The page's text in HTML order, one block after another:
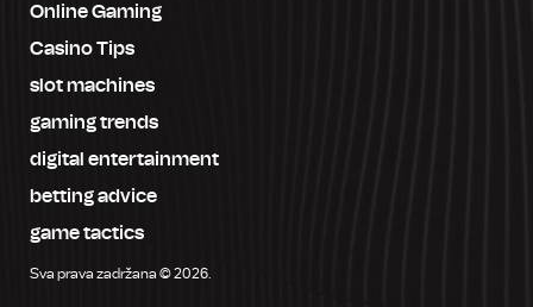
Online Gaming
Casino Tips
slot machines
gaming trends
digital entertainment
betting advice
game tactics
Sva prava zadržana © 2026.